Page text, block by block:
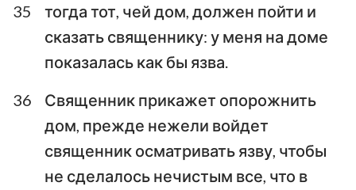
35
тогда тот, чей дом, должен пойти и
сказать священнику: у меня на доме
показалась как бы язва.
36
Священник прикажет опорожнить
дом, прежде нежели войдет
священник осматривать язву, чтобы
не сделалось нечистым все, что в